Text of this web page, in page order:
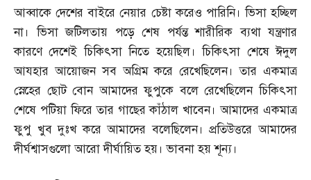
আব্বাকে দেশের বাইরে নেয়ার চেষ্টা করেও পারিনি। ভিসা হচ্ছিল
না। ভিসা জটিলতায় পড়ে শেষ পর্যন্ত শারীরিক ব্যথা যন্ত্রণার
কারণে দেশেই চিকিৎসা নিতে হয়েছিল। চিকিৎসা শেষে ঈদুল
আযহার আয়োজন সব অগ্রিম করে রেখেছিলেন। তার একমাত্র
স্নেহের ছোট বোন আমাদের ফুপুকে বলে রেখেছিলেন চিকিৎসা
শেষে পটিয়া ফিরে তার গাছের কাঁঠাল খাবেন। আমাদের একমাত্র
ফুপু খুব দুঃখ করে আমাদের বলেছিলেন। প্রতিউত্তরে আমাদের
দীর্ঘশ্বাসগুলো আরো দীর্ঘায়িত হয়। ভাবনা হয় শূন্য।